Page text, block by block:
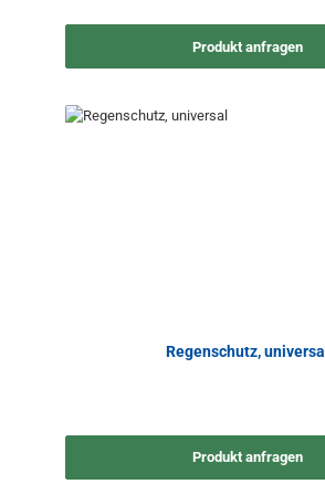
Produkt anfragen
Regenschutz, universal
Produkt anfragen